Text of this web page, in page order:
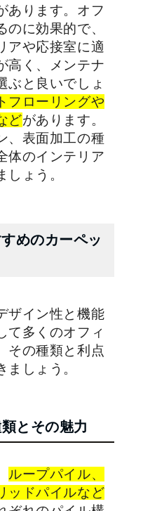
あります。オフ
のに効果的で、
アや応接室に適
高く、メンテナ
ぶと良いでしょ
フローリングや
どがあります。
、表面加工の種
体のインテリア
しょう。
めのカーペッ
ザイン性と機能
て多くのオフィ
その種類と利点
しょう。
とその魅力
ループパイル、
ッドパイルなど